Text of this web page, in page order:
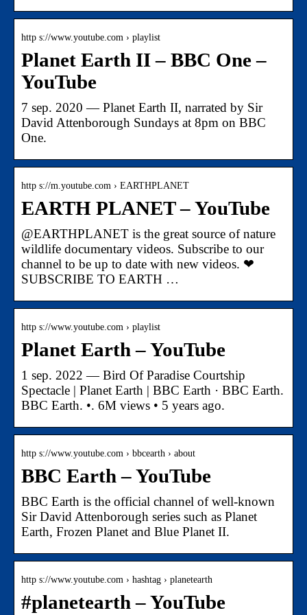
http s://www.youtube.com › playlist
Planet Earth II – BBC One –
YouTube
7 sep. 2020 — Planet Earth II, narrated by Sir
David Attenborough Sundays at 8pm on BBC
One.
http s://m.youtube.com › EARTHPLANET
EARTH PLANET – YouTube
@EARTHPLANET is the great source of nature
wildlife documentary videos. Subscribe to our
channel to be up to date with new videos. ❤
SUBSCRIBE TO EARTH …
http s://www.youtube.com › playlist
Planet Earth – YouTube
1 sep. 2022 — Bird Of Paradise Courtship
Spectacle | Planet Earth | BBC Earth · BBC Earth.
BBC Earth. •. 6M views • 5 years ago.
http s://www.youtube.com › bbcearth › about
BBC Earth – YouTube
BBC Earth is the official channel of well-known
Sir David Attenborough series such as Planet
Earth, Frozen Planet and Blue Planet II.
http s://www.youtube.com › hashtag › planetearth
#planetearth – YouTube